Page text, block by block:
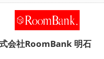
会社RoomBank 明石